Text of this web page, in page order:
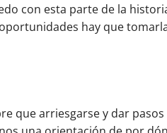
con esta parte de la
hay que
que arriesgarse y dar